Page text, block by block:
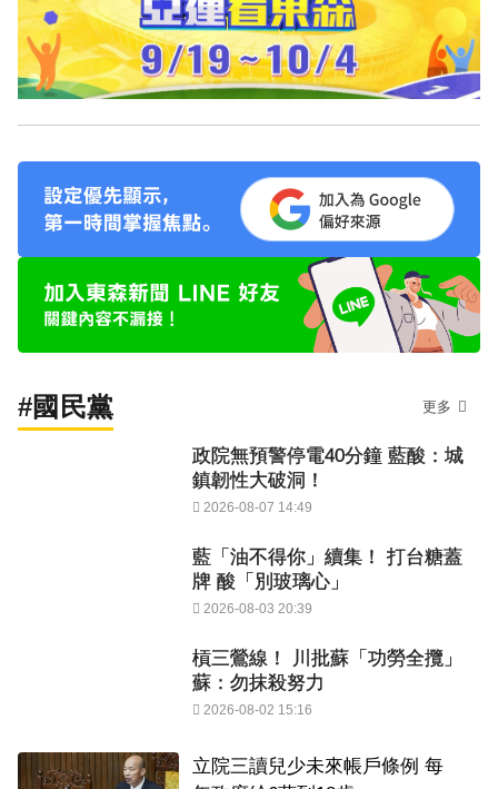
#國民黨 更多
政院無預警停電40分鐘 藍酸：城
鎮韌性大破洞！
2026-08-07 14:49
藍「油不得你」續集！ 打台糖蓋
牌 酸「別玻璃心」
2026-08-03 20:39
槓三鶯線！ 川批蘇「功勞全攬」
蘇：勿抹殺努力
2026-08-02 15:16
立院三讀兒少未來帳戶條例 每